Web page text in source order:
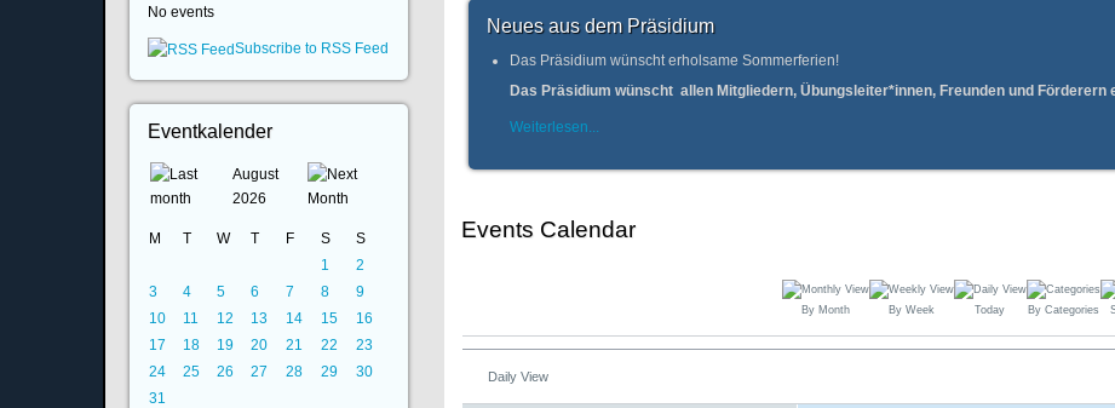
Neues aus dem Präsidium
Das Präsidium wünscht erholsame Sommerferien!
Das Präsidium wünscht allen Mitgliedern, Übungsleiter*innen, Freunden und Förderern
Weiterlesen...
Events Calendar
By Month By Week Today By Categories
Daily View
No events
Subscribe to RSS Feed
Eventkalender
August
2026
M T W T F S
S
1
2
3
4 5 6 7 8
9
10
11 12 13 14 15
16
17
18 19 20 21 22
23
24
25 26 27 28 29
30
31